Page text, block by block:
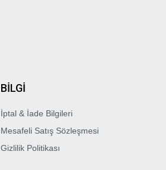
BİLGİ
İptal & İade Bilgileri
Mesafeli Satış Sözleşmesi
Gizlilik Politikası